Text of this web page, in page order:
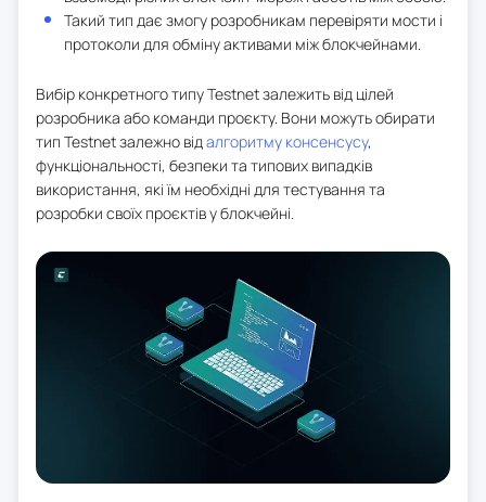
Такий тип дає змогу розробникам перевіряти мости і
протоколи для обміну активами між блокчейнами.
Вибір конкретного типу Testnet залежить від цілей
розробника або команди проєкту. Вони можуть обирати
тип Testnet залежно від алгоритму консенсусу,
функціональності, безпеки та типових випадків
використання, які їм необхідні для тестування та
розробки своїх проєктів у блокчейні.